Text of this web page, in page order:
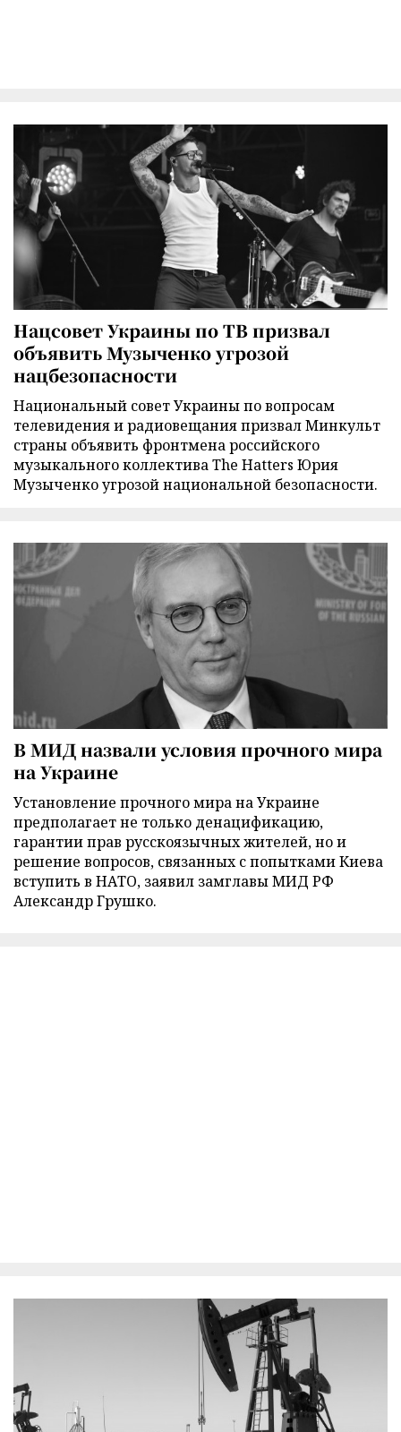
Нацсовет Украины по ТВ призвал
объявить Музыченко угрозой
нацбезопасности
Национальный совет Украины по вопросам
телевидения и радиовещания призвал Минкульт
страны объявить фронтмена российского
музыкального коллектива The Hatters Юрия
Музыченко угрозой национальной безопасности.
В МИД назвали условия прочного мира
на Украине
Установление прочного мира на Украине
предполагает не только денацификацию,
гарантии прав русскоязычных жителей, но и
решение вопросов, связанных с попытками Киева
вступить в НАТО, заявил замглавы МИД РФ
Александр Грушко.